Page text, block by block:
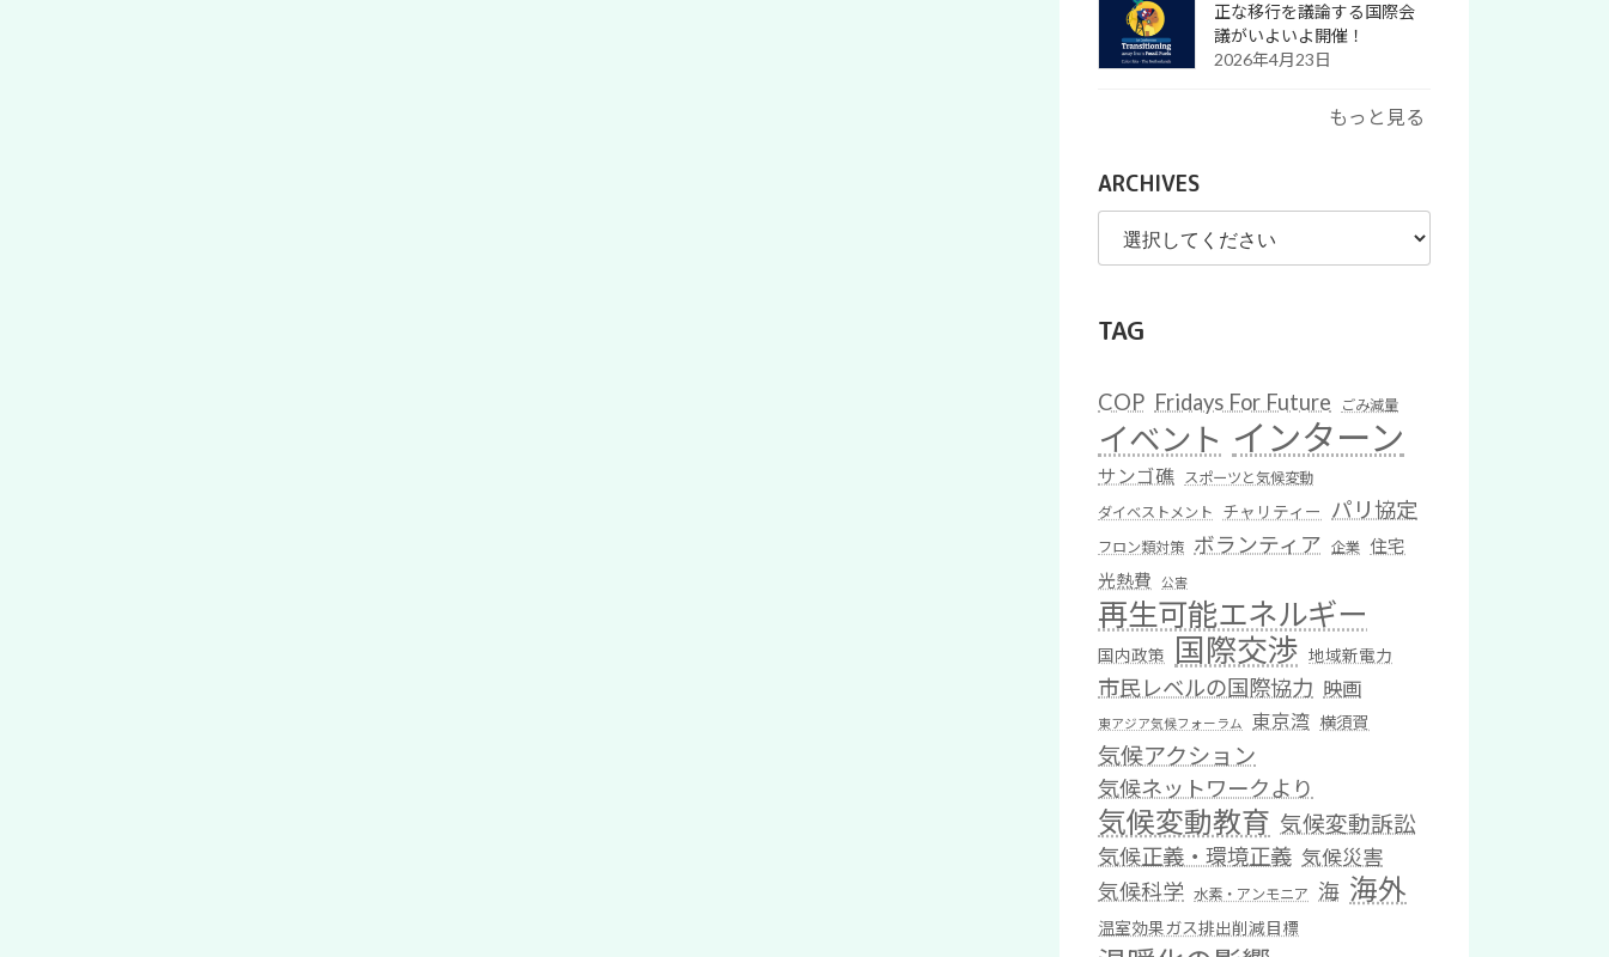
正な移行を議論する国際会
議がいよいよ開催！
2026年4月23日
もっと見る
ARCHIVES
TAG
COP Fridays For Future ごみ減量
イベント インターン
サンゴ礁 スポーツと気候変動
ダイベストメント
チャリティー パリ協定
フロン類対策 ボランティア 企業 住宅
光熱費
公害
再生可能エネルギー
国内政策 国際交渉 地域新電力
市民レベルの国際協力 映画
東アジア気候フォーラム 東京湾 横須賀
気候アクション
気候ネットワークより
気候変動教育 気候変動訴訟
気候正義・環境正義 気候災害
気候科学 水素・アンモニア 海 海外
温室効果ガス排出削減目標